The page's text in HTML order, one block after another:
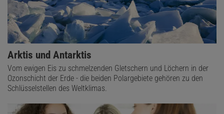
Arktis und Antarktis
Vom ewigen Eis zu schmelzenden Gletschern und Löchern in der
Ozonschicht der Erde - die beiden Polargebiete gehören zu den
Schlüsselstellen des Weltklimas.